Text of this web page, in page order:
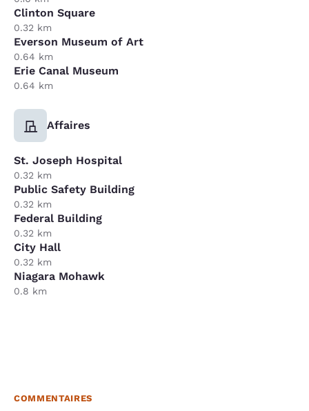
Clinton Square
0.32 km
Everson Museum of Art
0.64 km
Erie Canal Museum
0.64 km
Affaires
St. Joseph Hospital
0.32 km
Public Safety Building
0.32 km
Federal Building
0.32 km
City Hall
0.32 km
Niagara Mohawk
0.8 km
COMMENTAIRES